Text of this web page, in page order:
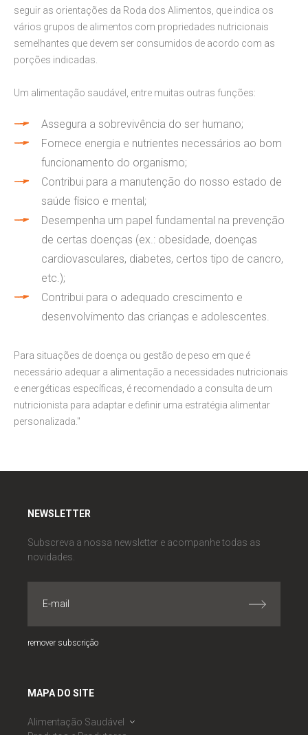
seguir as orientações da Roda dos Alimentos, que indica os
vários grupos de alimentos com propriedades nutricionais
semelhantes que devem ser consumidos de acordo com as
porções indicadas.
Um alimentação saudável, entre muitas outras funções:
Assegura a sobrevivência do ser humano;
Fornece energia e nutrientes necessários ao bom
funcionamento do organismo;
Contribui para a manutenção do nosso estado de
saúde físico e mental;
Desempenha um papel fundamental na prevenção
de certas doenças (ex.: obesidade, doenças
cardiovasculares, diabetes, certos tipo de cancro,
etc.);
Contribui para o adequado crescimento e
desenvolvimento das crianças e adolescentes.
Para situações de doença ou gestão de peso em que é
necessário adequar a alimentação a necessidades nutricionais
e energéticas específicas, é recomendado a consulta de um
nutricionista para adaptar e definir uma estratégia alimentar
personalizada."
NEWSLETTER
Subscreva a nossa newsletter e acompanhe todas as
novidades.
remover subscrição
MAPA DO SITE
Alimentação Saudável